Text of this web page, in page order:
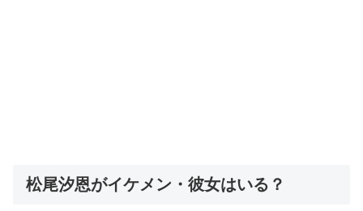
松尾汐恩がイケメン・彼女はいる？